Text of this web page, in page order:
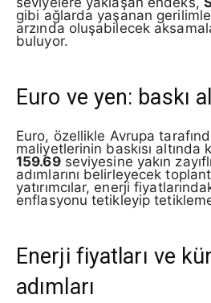
gibi ağlarda yaşanan
arzında oluşabilecek
buluyor.
Euro ve yen: baskı
Euro, özellikle Avrupa
maliyetlerinin baskısı altında
159.69seviyesine yakın
adımlarını belirleyecek
yatırımcılar, enerji
enflasyonu tetikleyip
Enerji fiyatları ve
adımları